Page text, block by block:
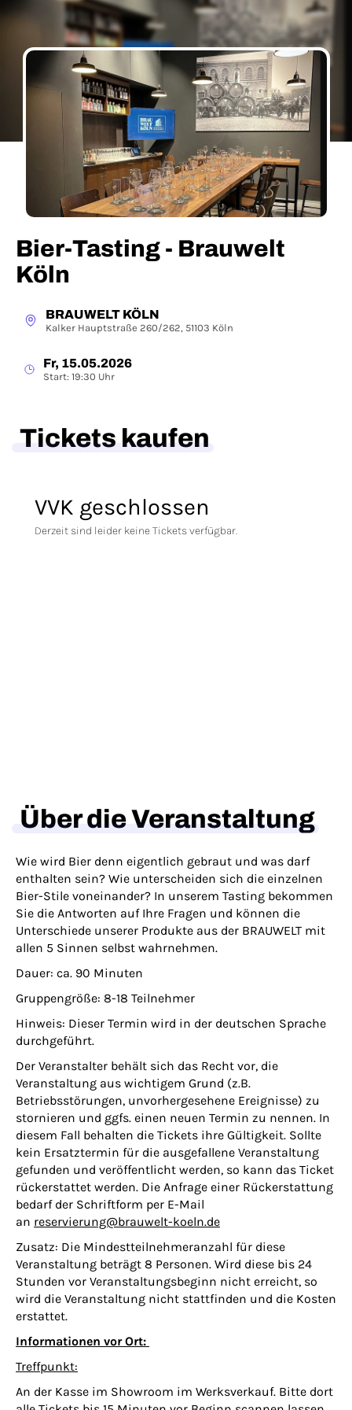
Bier-Tasting - Brauwelt
Köln
BRAUWELT KÖLN
Kalker Hauptstraße 260/262, 51103 Köln
Fr, 15.05.2026
Start: 19:30 Uhr
Tickets kaufen
VVK geschlossen
Derzeit sind leider keine Tickets verfügbar.
Über die Veranstaltung
Wie wird Bier denn eigentlich gebraut und was darf
enthalten sein? Wie unterscheiden sich die einzelnen
Bier-Stile voneinander? In unserem Tasting bekommen
Sie die Antworten auf Ihre Fragen und können die
Unterschiede unserer Produkte aus der BRAUWELT mit
allen 5 Sinnen selbst wahrnehmen.
Dauer: ca. 90 Minuten
Gruppengröße: 8-18 Teilnehmer
Hinweis: Dieser Termin wird in der deutschen Sprache
durchgeführt.
Der Veranstalter behält sich das Recht vor, die
Veranstaltung aus wichtigem Grund (z.B.
Betriebsstörungen, unvorhergesehene Ereignisse) zu
stornieren und ggfs. einen neuen Termin zu nennen. In
diesem Fall behalten die Tickets ihre Gültigkeit. Sollte
kein Ersatztermin für die ausgefallene Veranstaltung
gefunden und veröffentlicht werden, so kann das Ticket
rückerstattet werden. Die Anfrage einer Rückerstattung
bedarf der Schriftform per E-Mail
an reservierung@brauwelt-koeln.de
Zusatz: Die Mindestteilnehmeranzahl für diese
Veranstaltung beträgt 8 Personen. Wird diese bis 24
Stunden vor Veranstaltungsbeginn nicht erreicht, so
wird die Veranstaltung nicht stattfinden und die Kosten
erstattet.
Informationen vor Ort:
Treffpunkt:
An der Kasse im Showroom im Werksverkauf. Bitte dort